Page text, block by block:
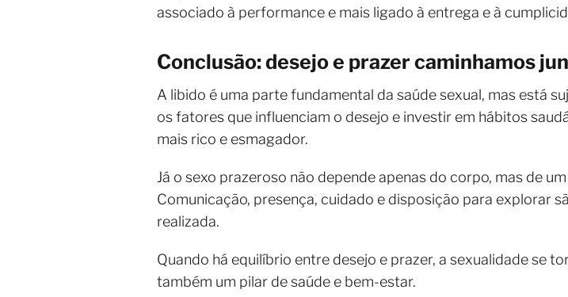
associado à performance e mais ligado à entrega e à
Conclusão: desejo e prazer caminhamos
A libido é uma parte fundamental da saúde sexual, mas está
os fatores que influenciam o desejo e investir em hábitos
mais rico e esmagador.
Já o sexo prazeroso não depende apenas do corpo, mas de
Comunicação, presença, cuidado e disposição para explorar
realizada.
Quando há equilíbrio entre desejo e prazer, a sexualidade se
também um pilar de saúde e bem-estar.